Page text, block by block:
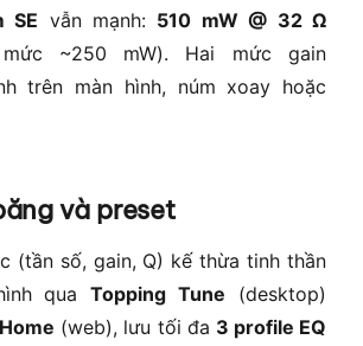
SE vẫn mạnh: 510 mW @ 32 Ω
~250 mW). Hai mức gain
trên màn hình, núm xoay hoặc
và preset
(tần số, gain, Q) kế thừa tinh thần
quaTopping Tune (desktop)
(web), lưu tối đa 3 profile EQ